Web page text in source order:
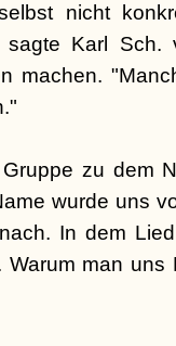
nicht
sagte Karl
machen.
zu dem
wurde uns
In dem
Warum man